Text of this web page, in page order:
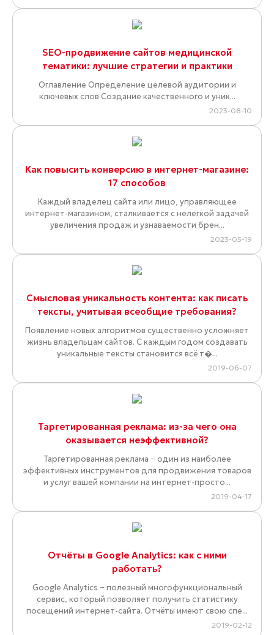
SEO-продвижение сайтов медицинской
тематики: лучшие стратегии и практики
Оглавление Определение целевой аудитории и
ключевых слов Создание качественного и уник...
2023-08-10
Как повысить конверсию в интернет-магазине:
17 способов
Каждый владелец сайта или лицо, управляющее
интернет-магазином, сталкивается с нелегкой задачей
увеличения продаж и узнаваемости брен...
2023-05-19
Смысловая уникальность контента: как писать
тексты, учитывая всеобщие требования?
Появление новых алгоритмов существенно усложняет
жизнь владельцам сайтов. С каждым годом создавать
уникальные тексты становится всё т�...
2019-06-07
Таргетированная реклама: из-за чего она
оказывается неэффективной?
Таргетированная реклама − один из наиболее
эффективных инструментов для продвижения товаров
и услуг вашей компании на интернет-просто...
2019-04-17
Отчёты в Google Analytics: как с ними
работать?
Google Analytics − полезный многофункциональный
сервис, который позволяет получить статистику
посещений интернет-сайта. Отчёты имеют свою спе...
2019-02-12